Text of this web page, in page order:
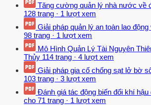
Tăng cường quản lý nhà nước về
128 trang · 1 lượt xem
Giải pháp quản lý an toàn lao
98 trang · 1 lượt xem
Mô Hình Quản Lý Tài Nguyên
Thủy 114 trang · 4 lượt xem
Giải pháp gia cố chống sạt lở bờ
103 trang · 3 lượt xem
Đánh giá tác động biến đổi khí
cho 71 trang · 1 lượt xem